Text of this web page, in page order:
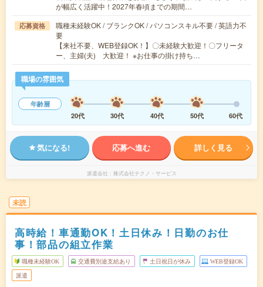
が幅広く活躍中！2027年春頃までの期間…
応募資格
職種未経験OK / ブランクOK / パソコンスキル不要 / 英語力不
要
【来社不要、WEB登録OK！】〇未経験大歓迎！〇フリータ
ー、主婦(夫) 大歓迎！ ※お仕事の掛け持ち…
職場の雰囲気
年齢層
20代
30代 40代 50代 60代
気になる! 応募へ進む 詳しく見る
派遣会社 株式会社テクノ・サービス
未読
高時給！車通勤OK！土日休み！日勤のお仕
事！部品の組立作業
職種未経験OK 交通費別途支給あり 土日祝日が休み WEB登録OK
派遣